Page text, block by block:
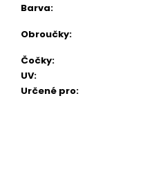
Barva:
Obroučky:
Čočky:
UV:
Určené pro: